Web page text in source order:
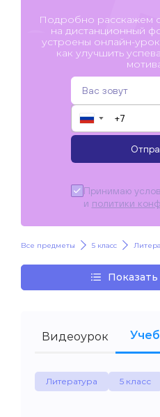
Подробно расскажем
на дистанционный
устроены онлайн-
как улучшить
▼
Принимаю
и политики
Все предметы 5 класс
Видеоурок
Литература 5 класс